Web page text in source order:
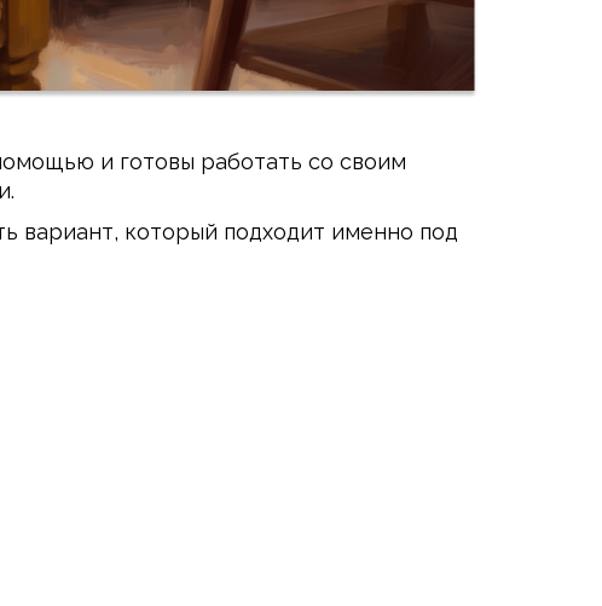
и готовы работать со своим
вариант, который подходит именно под